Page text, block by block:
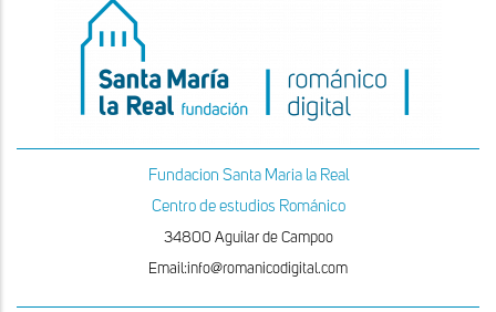
Fundacion Santa Maria la Real
Centro de estudios Románico
34800 Aguilar de Campoo
Email:info@romanicodigital.com